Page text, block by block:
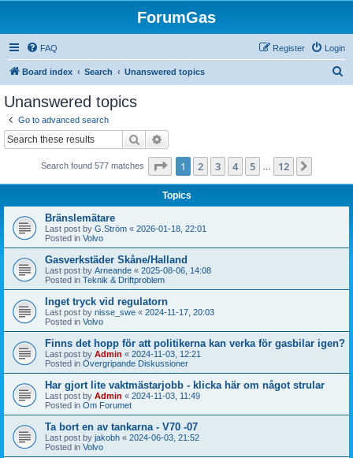
ForumGas
FAQ Login
Register
Board index Search Unanswered topics
Unanswered topics
Go to advanced search
Search
Search found 577 matches Page 1of 12
1 2 3 4 5 12
Topics
Bränslemätare
Last post by G.Ström « 2026-01-18, 22:01
Posted in Volvo
Gasverkstäder Skåne/Halland
Last post by Arneande « 2025-08-06, 14:08
Posted in Teknik & Driftproblem
Inget tryck vid regulatorn
Last post by nisse_swe « 2024-11-17, 20:03
Posted in Volvo
Finns det hopp för att politikerna kan verka för gasbilar igen?
Last post by Admin « 2024-11-03, 12:21
Posted in Övergripande Diskussioner
Har gjort lite vaktmästarjobb - klicka här om något strular
Last post by Admin « 2024-11-03, 11:49
Posted in Om Forumet
Ta bort en av tankarna - V70 -07
Last post by jakobh « 2024-06-03, 21:52
Posted in Volvo